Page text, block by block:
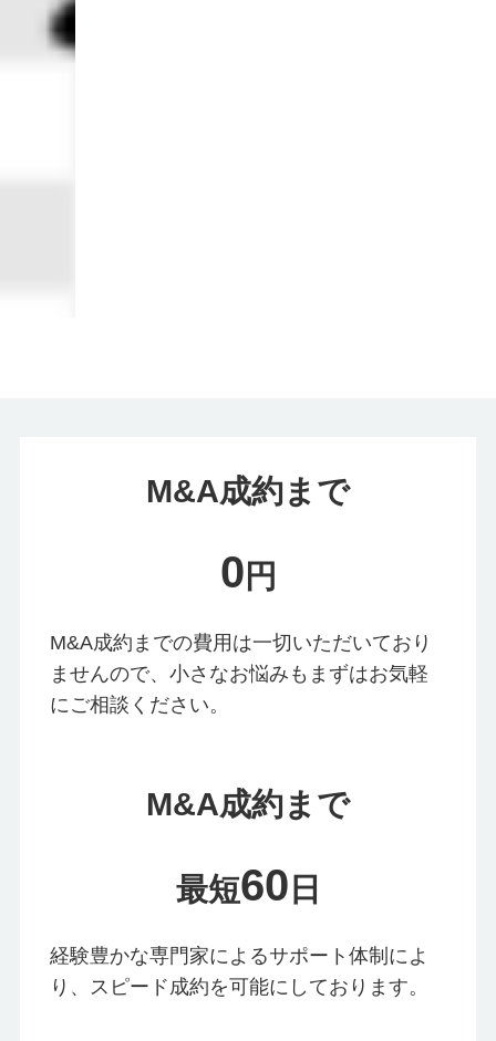
M&A成約まで
0 円
M&A成約までの費用は一切いただいており
ませんので、小さなお悩みもまずはお気軽
にご相談ください。
M&A成約まで
最短60 日
経験豊かな専門家によるサポート体制によ
り、スピード成約を可能にしております。